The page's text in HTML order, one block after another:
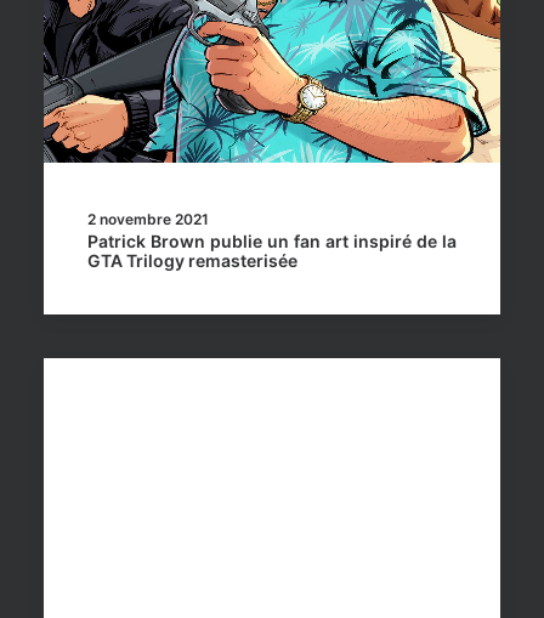
2 novembre 2021
Patrick Brown publie un fan art inspiré de la
GTA Trilogy remasterisée